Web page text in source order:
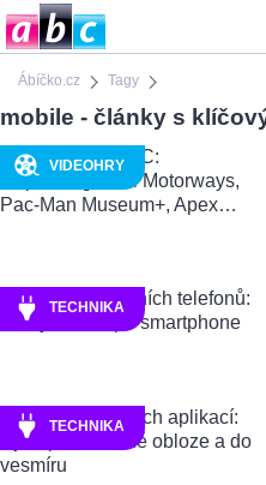
Ábíčko.cz Tagy
mobile - články s
VIDEOHRY
TECHNIKA
TECHNIKA